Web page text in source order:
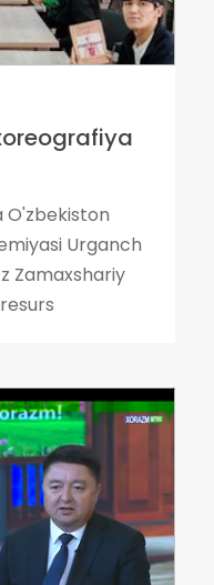
O'zbekiston
Urganch
Zamaxshariy